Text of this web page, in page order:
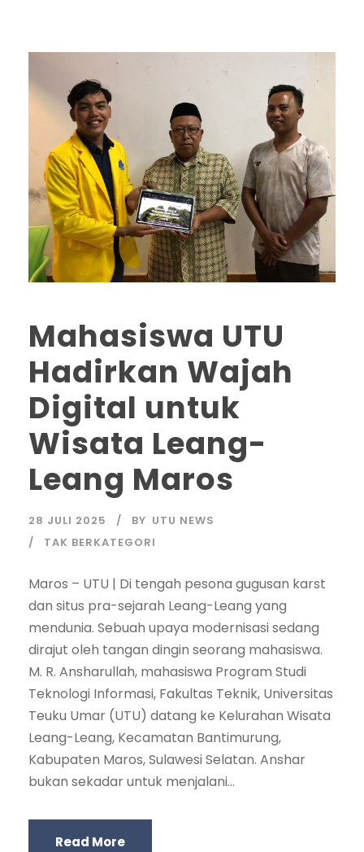
Mahasiswa UTU
Hadirkan Wajah
Digital untuk
Wisata Leang-
Leang Maros
28 JULI 2025 BY UTU NEWS
TAK BERKATEGORI
Maros – UTU | Di tengah pesona gugusan karst
dan situs pra-sejarah Leang-Leang yang
mendunia. Sebuah upaya modernisasi sedang
dirajut oleh tangan dingin seorang mahasiswa.
M. R. Ansharullah, mahasiswa Program Studi
Teknologi Informasi, Fakultas Teknik, Universitas
Teuku Umar (UTU) datang ke Kelurahan Wisata
Leang-Leang, Kecamatan Bantimurung,
Kabupaten Maros, Sulawesi Selatan. Anshar
bukan sekadar untuk menjalani...
Read More